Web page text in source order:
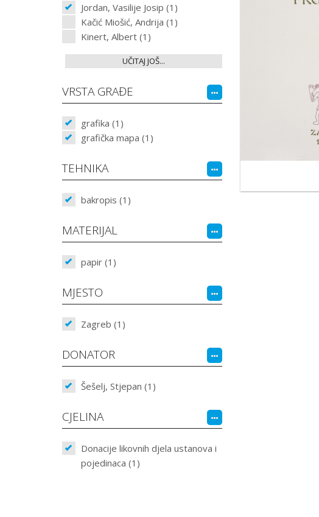
Jordan, Vasilije Josip (1)
Kačić Miošić, Andrija (1)
Kinert, Albert (1)
UČITAJ JOŠ...
VRSTA GRAĐE
grafika (1)
grafička mapa (1)
TEHNIKA
bakropis (1)
MATERIJAL
papir (1)
MJESTO
Zagreb (1)
DONATOR
Šešelj, Stjepan (1)
CJELINA
Donacije likovnih djela ustanova i
pojedinaca (1)